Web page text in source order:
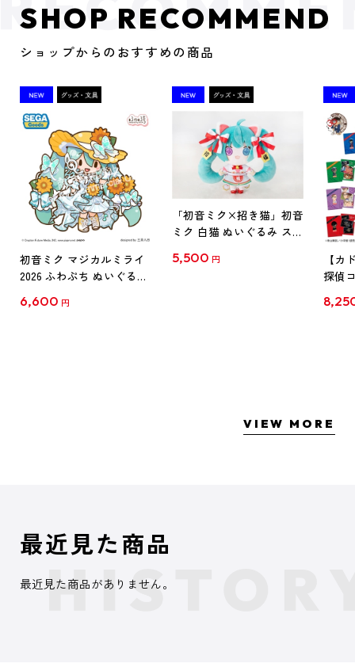
SHOP RECOMMEND
ショップからのおすすめの商品
初音ミク マジカルミライ
2026 ふわぷち ぬいぐるみ
6,600 円
「初音ミク×招き猫」初音
ミク 白猫 ぬいぐるみ スタ
5,500 円
【カ
探偵
クリ
VIEW MORE
最近見た商品
最近見た商品がありません。